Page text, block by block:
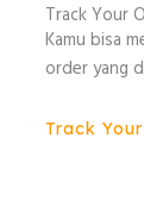
Track Your
Kamu bisa
order yang
Track